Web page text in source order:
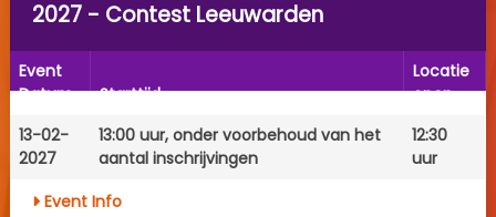
2027 - Contest Leeuwarden
Event
Datum
Starttijd
Locatie
open
13-02-
2027
13:00 uur, onder voorbehoud van het
aantal inschrijvingen
12:30
uur
Event Info